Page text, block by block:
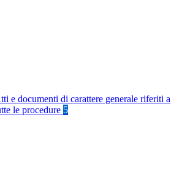
e documenti di carattere generale riferiti a
le procedure 5